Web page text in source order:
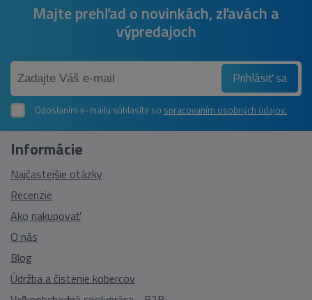
Majte prehľad o novinkách, zľavách a
výpredajoch
Prihlásiť sa
Odoslaním e-mailu súhlasíte so spracovaním osobných údajov.
Informácie
Najčastejšie otázky
Recenzie
Ako nakupovať
O nás
Blog
Údržba a čistenie kobercov